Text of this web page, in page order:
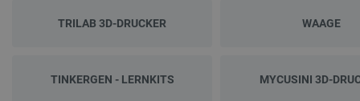
TRILAB 3D-DRUCKER WAAGE
TINKERGEN - LERNKITS MYCUSINI 3D-